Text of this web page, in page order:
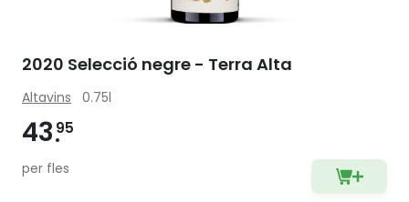
2020 Selecció negre - Terra Alta
Altavins 0.75l
43 95
per fles